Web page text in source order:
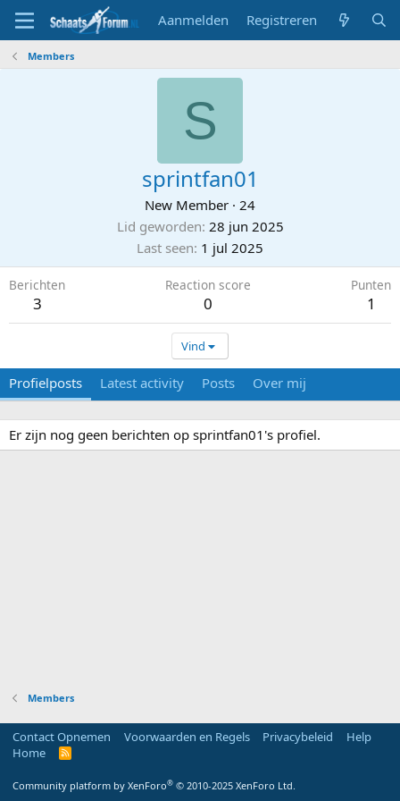
Aanmelden Registreren
Members
S
sprintfan01
New Member · 24
Lid geworden 28 jun 2025
Last seen 1 jul 2025
Berichten
3
Reaction score
0
Punten
1
Vind
Profielposts Latest activity Posts Over mij
Er zijn nog geen berichten op sprintfan01's profiel.
Members
Contact Opnemen Voorwaarden en Regels Privacybeleid
Help
Home
R
Community platform by XenForo® © 2010-2025 XenForo Ltd.